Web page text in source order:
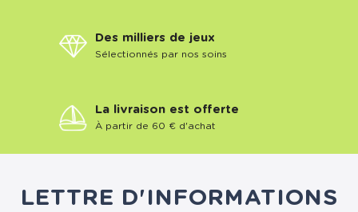
Des milliers de jeux
Sélectionnés par nos soins
La livraison est offerte
À partir de 60 € d'achat
LETTRE D'INFORMATIONS